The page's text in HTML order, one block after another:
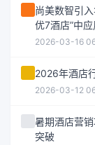
尚美数智引
优7酒店”中应
2026-03-16
2026年酒店
2026-03-12
暑期酒店营
突破